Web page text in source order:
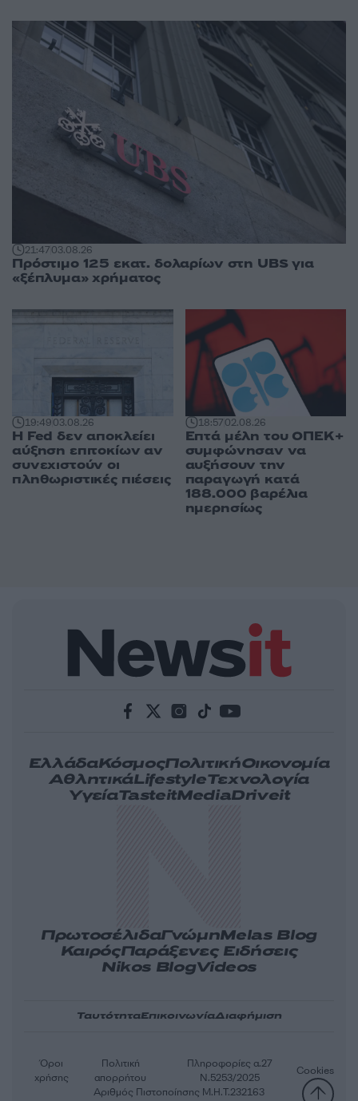
21:4703.08.26
Πρόστιμο 125 εκατ. δολαρίων στη UBS για
«ξέπλυμα» χρήματος
19:4903.08.26
Η Fed δεν αποκλείει
αύξηση επιτοκίων αν
συνεχιστούν οι
πληθωριστικές πιέσεις
18:5702.08.26
Επτά μέλη του ΟΠΕΚ+
συμφώνησαν να
αυξήσουν την
παραγωγή κατά
188.000 βαρέλια
ημερησίως
ΕλλάδαΚόσμοςΠολιτικήΟικονομία
ΑθλητικάLifestyleΤεχνολογία
ΥγείαTasteitMediaDriveit
ΠρωτοσέλιδαΓνώμηMelas Blog
ΚαιρόςΠαράξενες Ειδήσεις
Nikos BlogVideos
ΤαυτότηταΕπικοινωνίαΔιαφήμιση
Αριθμός Πιστοποίησης Μ.Η.Τ.232163
Όροι
χρήσης
Πολιτική
απορρήτου
Πληροφορίες α.27
Ν.5253/2025
Cookies